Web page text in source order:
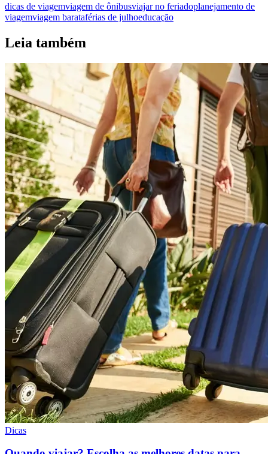
dicas de viagemviagem de ônibusviajar no feriadoplanejamento de
viagemviagem barataférias de julhoeducação
Leia também
Dicas